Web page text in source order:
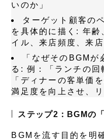
いのか」
ターゲット顧客の
を具体的に描く: 年齢
イル、来店頻度、来店
「なぜそのBGM
る: 例：「ランチの回
「ディナーの客単価
満足度を向上させ、
ステップ2：BGMの
BGMを流す目的を明